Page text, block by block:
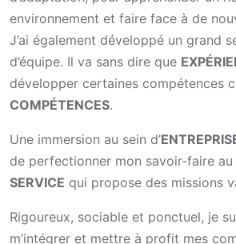
environnement et faire face à de
J’ai également développé un grand
d’équipe. Il va sans dire que
développer certaines compétences
COMPÉTENCES.
Une immersion au sein d’
de perfectionner mon savoir-faire
SERVICE qui propose des missions
Rigoureux, sociable et ponctuel, je
m’intégrer et mettre à profit mes